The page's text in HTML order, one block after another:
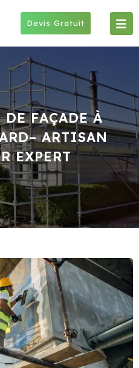
Devis Gratuit
DE FAÇADE À
ARTISAN
EXPERT